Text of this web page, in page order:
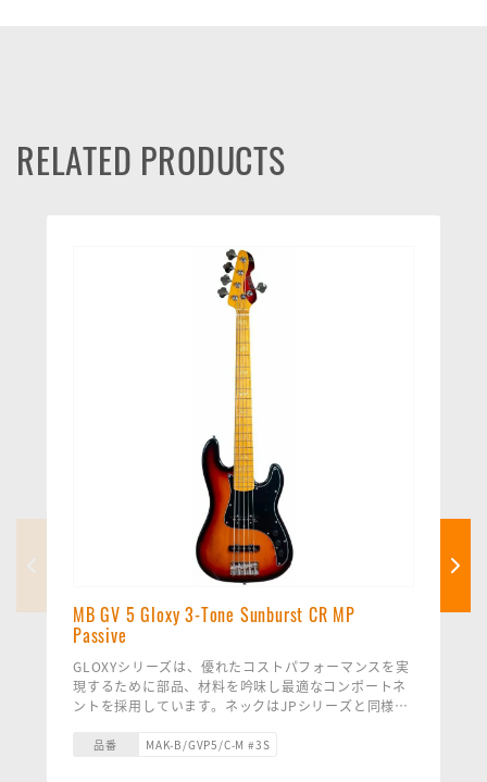
RELATED PRODUCTS
MB GV 5 Gloxy 3-Tone Sunburst CR MP
Passive
GLOXYシリーズは、優れたコストパフォーマンスを実
現するために部品、材料を吟味し最適なコンポートネ
ントを採用しています。ネックはJPシリーズと同様の
すべてのGLOXYベースはイタリア本社で品質検査され
品番 MAK-B/GVP5/C-M #3S